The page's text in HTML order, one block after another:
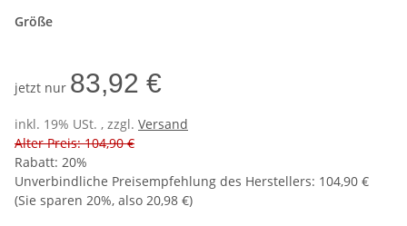
Größe
jetzt nur 83,92 €
inkl. 19% USt. , zzgl. Versand
Alter Preis: 104,90 €
Rabatt: 20%
Unverbindliche Preisempfehlung des Herstellers: 104,90 €
(Sie sparen 20%, also 20,98 €)